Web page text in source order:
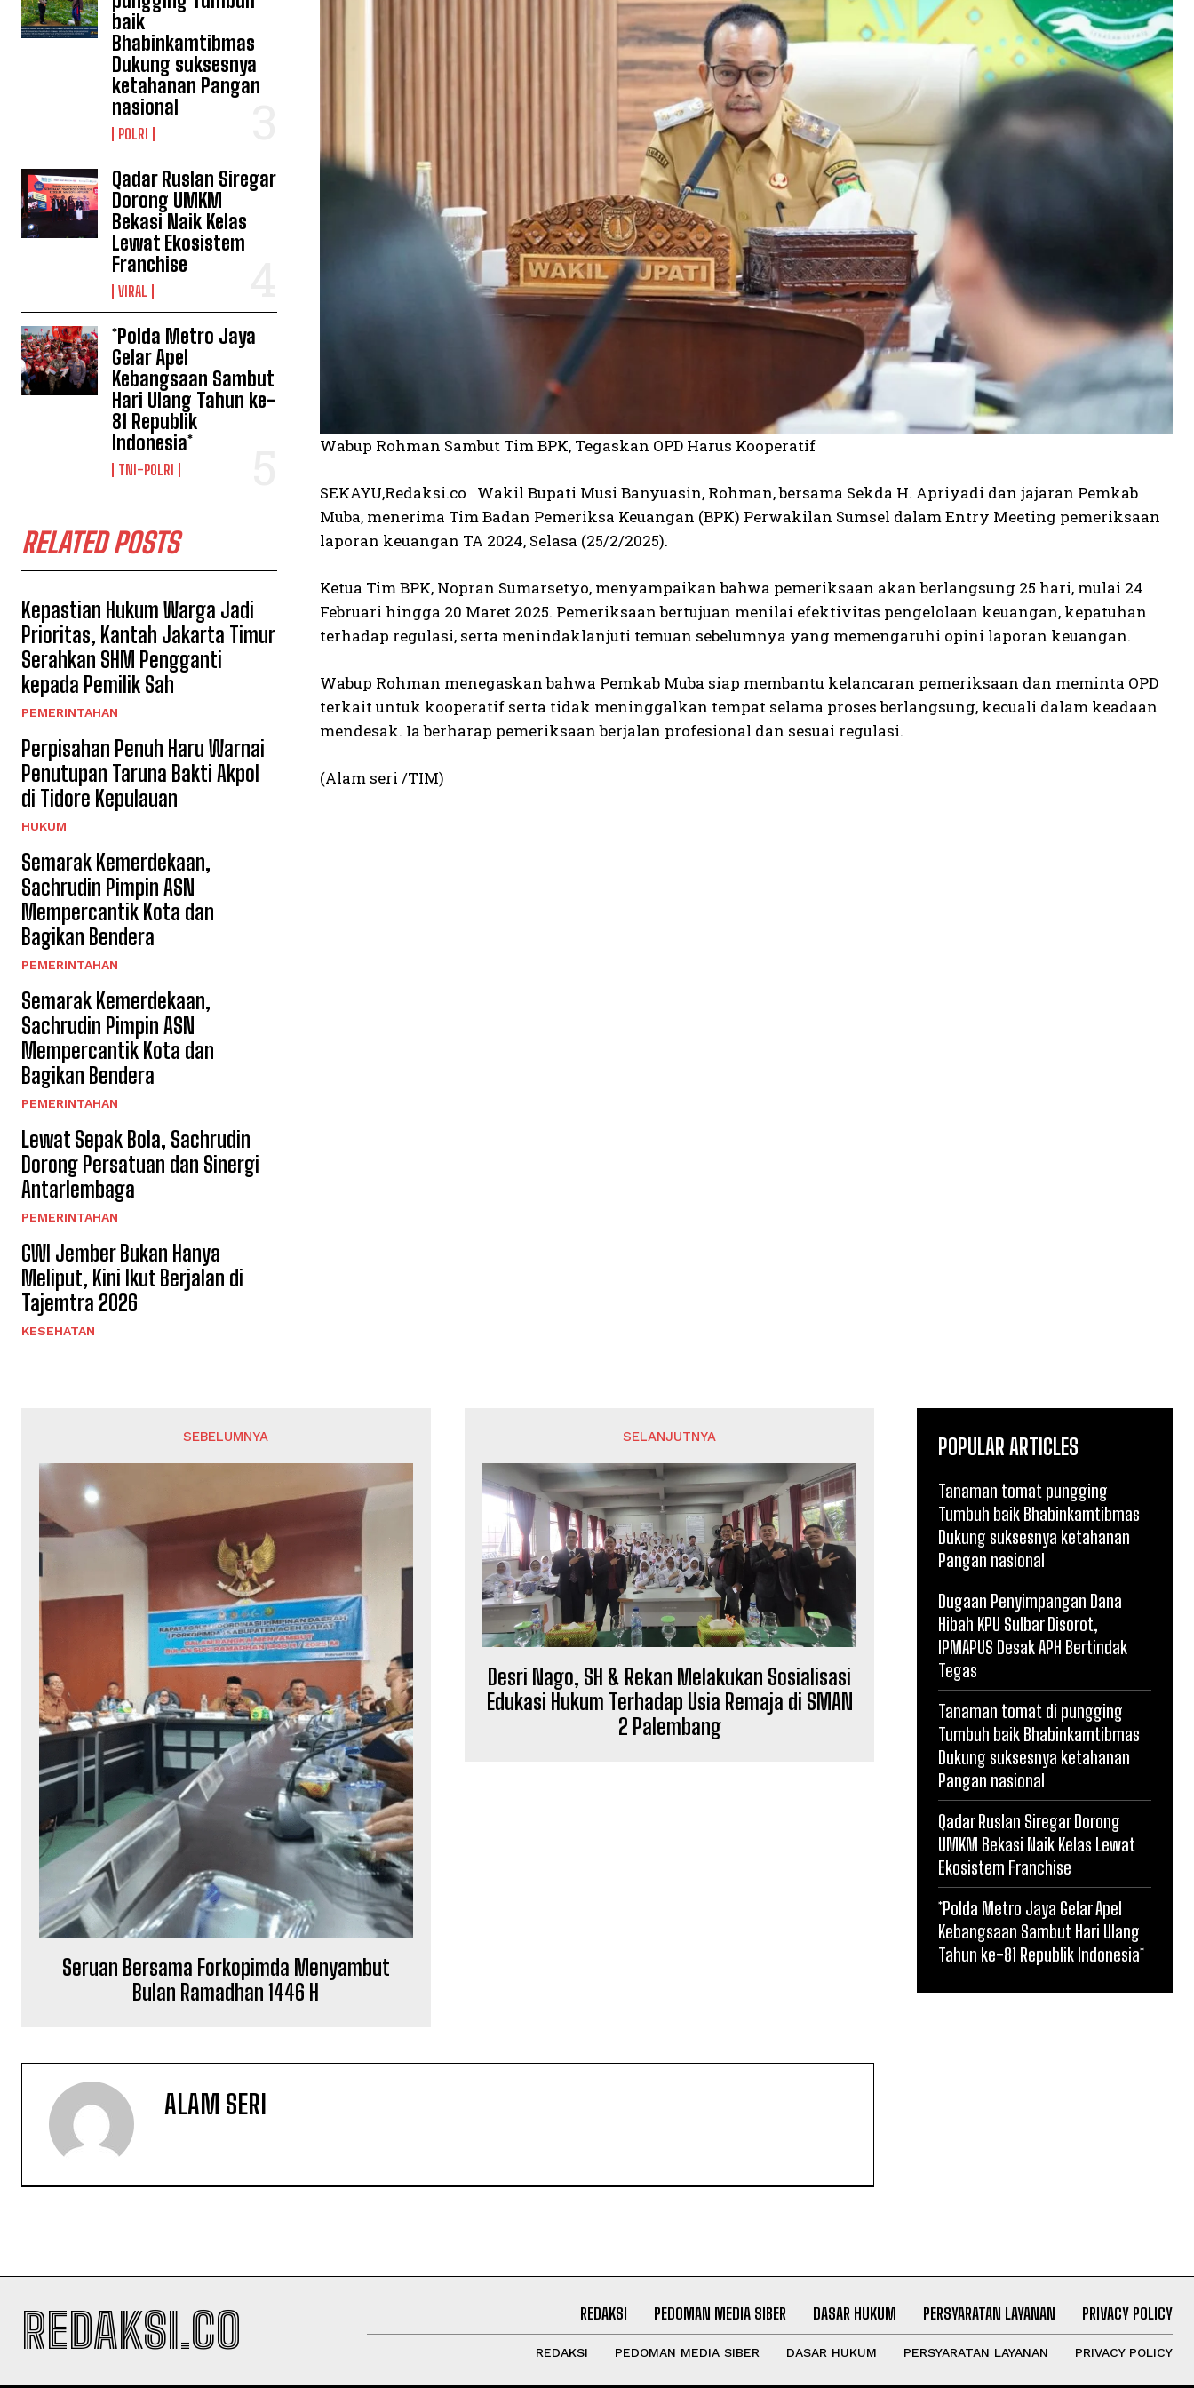
baik
Bhabinkamtibmas
Dukung suksesnya
ketahanan Pangan
nasional
POLRI
Qadar Ruslan Siregar
Dorong UMKM
Bekasi Naik Kelas
Lewat Ekosistem
Franchise
VIRAL
*Polda Metro Jaya
Gelar Apel
Kebangsaan Sambut
Hari Ulang Tahun ke-
81 Republik
Indonesia*
TNI-POLRI
RELATED POSTS
Kepastian Hukum Warga Jadi
Prioritas, Kantah Jakarta Timur
Serahkan SHM Pengganti
kepada Pemilik Sah
PEMERINTAHAN
Perpisahan Penuh Haru Warnai
Penutupan Taruna Bakti Akpol
di Tidore Kepulauan
HUKUM
Semarak Kemerdekaan,
Sachrudin Pimpin ASN
Mempercantik Kota dan
Bagikan Bendera
PEMERINTAHAN
Semarak Kemerdekaan,
Sachrudin Pimpin ASN
Mempercantik Kota dan
Bagikan Bendera
PEMERINTAHAN
Lewat Sepak Bola, Sachrudin
Dorong Persatuan dan Sinergi
Antarlembaga
PEMERINTAHAN
GWI Jember Bukan Hanya
Meliput, Kini Ikut Berjalan di
Tajemtra 2026
KESEHATAN
Wabup Rohman Sambut Tim BPK, Tegaskan OPD Harus Kooperatif
SEKAYU,Redaksi.co Wakil Bupati Musi Banyuasin, Rohman, bersama Sekda H. Apriyadi dan jajaran Pemkab
Muba, menerima Tim Badan Pemeriksa Keuangan (BPK) Perwakilan Sumsel dalam Entry Meeting pemeriksaan
laporan keuangan TA 2024, Selasa (25/2/2025).
Ketua Tim BPK, Nopran Sumarsetyo, menyampaikan bahwa pemeriksaan akan berlangsung 25 hari, mulai 24
Februari hingga 20 Maret 2025. Pemeriksaan bertujuan menilai efektivitas pengelolaan keuangan, kepatuhan
terhadap regulasi, serta menindaklanjuti temuan sebelumnya yang memengaruhi opini laporan keuangan.
Wabup Rohman menegaskan bahwa Pemkab Muba siap membantu kelancaran pemeriksaan dan meminta OPD
terkait untuk kooperatif serta tidak meninggalkan tempat selama proses berlangsung, kecuali dalam keadaan
mendesak. Ia berharap pemeriksaan berjalan profesional dan sesuai regulasi.
(Alam seri /TIM)
SEBELUMNYA
Seruan Bersama Forkopimda Menyambut
Bulan Ramadhan 1446 H
SELANJUTNYA
Desri Nago, SH & Rekan Melakukan Sosialisasi
Edukasi Hukum Terhadap Usia Remaja di SMAN
2 Palembang
ALAM SERI
POPULAR ARTICLES
Tanaman tomat pungging
Tumbuh baik Bhabinkamtibmas
Dukung suksesnya ketahanan
Pangan nasional
Dugaan Penyimpangan Dana
Hibah KPU Sulbar Disorot,
IPMAPUS Desak APH Bertindak
Tegas
Tanaman tomat di pungging
Tumbuh baik Bhabinkamtibmas
Dukung suksesnya ketahanan
Pangan nasional
Qadar Ruslan Siregar Dorong
UMKM Bekasi Naik Kelas Lewat
Ekosistem Franchise
*Polda Metro Jaya Gelar Apel
Kebangsaan Sambut Hari Ulang
Tahun ke-81 Republik Indonesia*
REDAKSI.CO REDAKSI PEDOMAN MEDIA SIBER DASAR HUKUM PERSYARATAN LAYANAN PRIVACY POLICY
REDAKSI PEDOMAN MEDIA SIBER DASAR HUKUM PERSYARATAN LAYANAN PRIVACY POLICY